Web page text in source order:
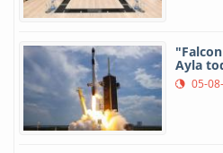
Ayla
05-